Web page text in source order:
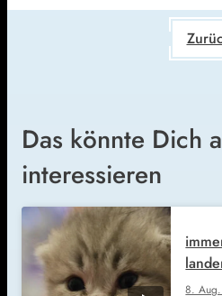
Das könnte Dich
interessieren
8.